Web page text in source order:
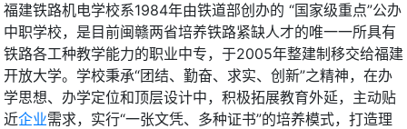
福建铁路机电学校系1984年由铁道部创办的 “国家级重点”公办
中职学校，是目前闽赣两省培养铁路紧缺人才的唯一一所具有
铁路各工种教学能力的职业中专，于2005年整建制移交给福建
开放大学。学校秉承“团结、勤奋、求实、创新”之精神，在办
学思想、办学定位和顶层设计中，积极拓展教育外延，主动贴
近企业需求，实行“一张文凭、多种证书”的培养模式，打造理